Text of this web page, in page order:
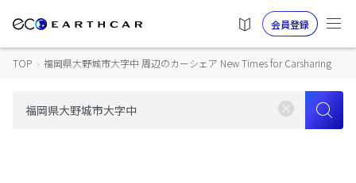
会員登録
TOP › 福岡県大野城市大字中 周辺のカーシェア New Times for Carsharing